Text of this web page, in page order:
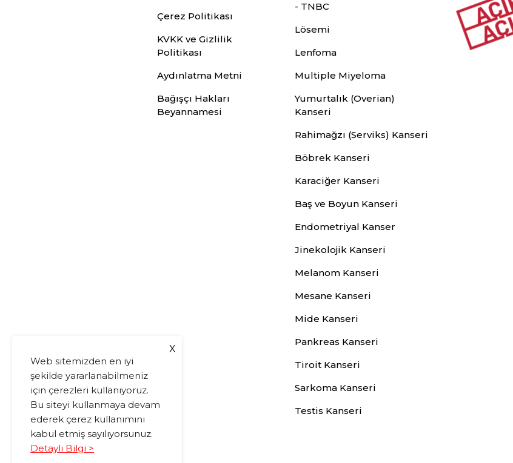
Çerez Politikası
KVKK ve Gizlilik
Politikası
Aydınlatma Metni
Bağışçı Hakları
Beyannamesi
- TNBC
Lösemi
Lenfoma
Multiple Miyeloma
Yumurtalık (Overian)
Kanseri
Rahimağzı (Serviks) Kanseri
Böbrek Kanseri
Karaciğer Kanseri
Baş ve Boyun Kanseri
Endometriyal Kanser
Jinekolojik Kanseri
Melanom Kanseri
Mesane Kanseri
Mide Kanseri
Pankreas Kanseri
Tiroit Kanseri
Sarkoma Kanseri
Testis Kanseri
Web sitemizden en iyi
şekilde yararlanabilmeniz
için çerezleri kullanıyoruz.
Bu siteyi kullanmaya devam
ederek çerez kullanımını
kabul etmiş sayılıyorsunuz.
Detaylı Bilgi >
X